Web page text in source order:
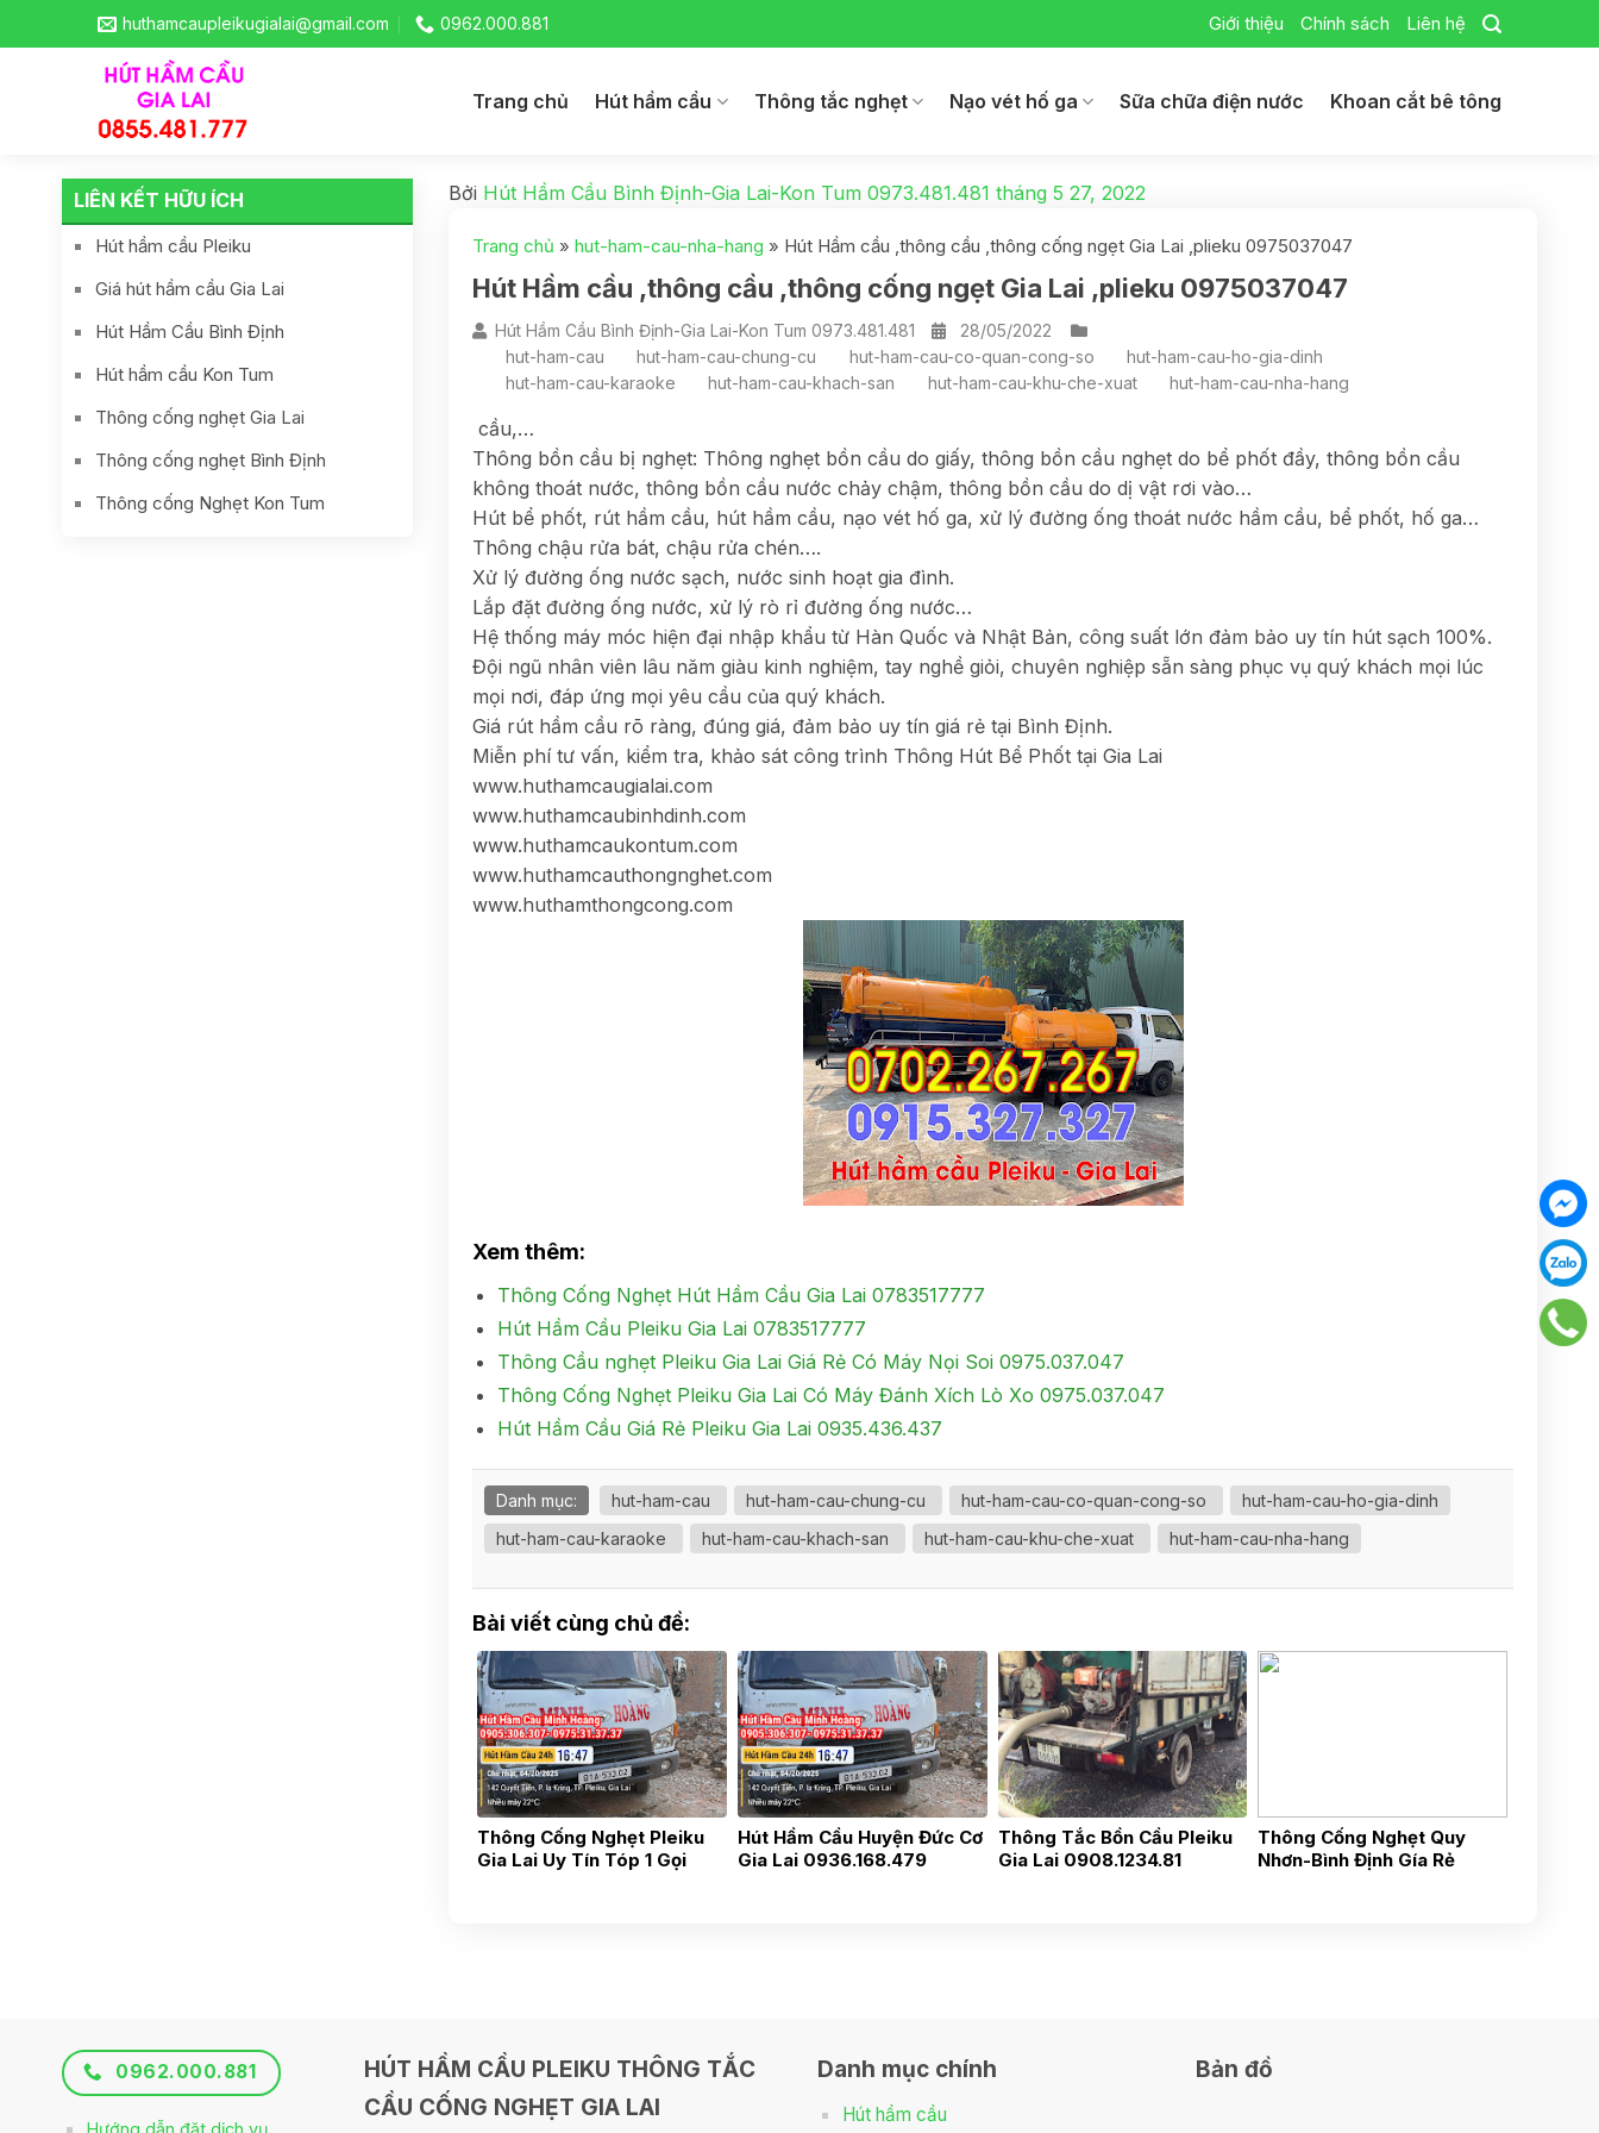
huthamcaupleikugialai@gmail.com 0962.000.881 Giới thiệu Chính sách Liên hệ
Trang chủ Hút hầm cầu Thông tắc nghẹt Nạo vét hố ga Sữa chữa điện nước Khoan cắt bê tông
LIÊN KẾT HỮU ÍCH
Hút hầm cầu Pleiku
Giá hút hầm cầu Gia Lai
Hút Hầm Cầu Bình Định
Hút hầm cầu Kon Tum
Thông cống nghẹt Gia Lai
Thông cống nghẹt Bình Định
Thông cống Nghẹt Kon Tum
Bởi Hút Hầm Cầu Bình Định-Gia Lai-Kon Tum 0973.481.481 tháng 5 27, 2022
Trang chủ » hut-ham-cau-nha-hang » Hút Hầm cầu ,thông cầu ,thông cống ngẹt Gia Lai ,plieku 0975037047
Hút Hầm cầu ,thông cầu ,thông cống ngẹt Gia Lai ,plieku 0975037047
Hút Hầm Cầu Bình Định-Gia Lai-Kon Tum 0973.481.481
28/05/2022
hut-ham-cau
hut-ham-cau-chung-cu hut-ham-cau-co-quan-cong-so
hut-ham-cau-ho-gia-dinh
hut-ham-cau-karaoke
hut-ham-cau-khach-san hut-ham-cau-khu-che-xuat hut-ham-cau-nha-hang
cầu,…
Thông bồn cầu bị nghẹt: Thông nghẹt bồn cầu do giấy, thông bồn cầu nghẹt do bể phốt đầy, thông bồn cầu
không thoát nước, thông bồn cầu nước chảy chậm, thông bồn cầu do dị vật rơi vào…
Hút bể phốt, rút hầm cầu, hút hầm cầu, nạo vét hố ga, xử lý đường ống thoát nước hầm cầu, bể phốt, hố ga…
Thông chậu rửa bát, chậu rửa chén….
Xử lý đường ống nước sạch, nước sinh hoạt gia đình.
Lắp đặt đường ống nước, xử lý rò rỉ đường ống nước…
Hệ thống máy móc hiện đại nhập khẩu từ Hàn Quốc và Nhật Bản, công suất lớn đảm bảo uy tín hút sạch 100%.
Đội ngũ nhân viên lâu năm giàu kinh nghiệm, tay nghề giỏi, chuyên nghiệp sẵn sàng phục vụ quý khách mọi lúc
mọi nơi, đáp ứng mọi yêu cầu của quý khách.
Giá rút hầm cầu rõ ràng, đúng giá, đảm bảo uy tín giá rẻ tại Bình Định.
Miễn phí tư vấn, kiểm tra, khảo sát công trình Thông Hút Bể Phốt tại Gia Lai
www.huthamcaugialai.com
www.huthamcaubinhdinh.com
www.huthamcaukontum.com
www.huthamcauthongnghet.com
www.huthamthongcong.com
Xem thêm:
Thông Cống Nghẹt Hút Hầm Cầu Gia Lai 0783517777
Hút Hầm Cầu Pleiku Gia Lai 0783517777
Thông Cầu nghẹt Pleiku Gia Lai Giá Rẻ Có Máy Nọi Soi 0975.037.047
Thông Cống Nghẹt Pleiku Gia Lai Có Máy Đánh Xích Lò Xo 0975.037.047
Hút Hầm Cầu Giá Rẻ Pleiku Gia Lai 0935.436.437
Danh mục: hut-ham-cau hut-ham-cau-chung-cu hut-ham-cau-co-quan-cong-so
hut-ham-cau-ho-gia-dinh
hut-ham-cau-karaoke
hut-ham-cau-khach-san hut-ham-cau-khu-che-xuat hut-ham-cau-nha-hang
Bài viết cùng chủ đề:
Thông Cống Nghẹt Pleiku
Gia Lai Uy Tín Tóp 1 Gọi
Hút Hầm Cầu Huyện Đức Cơ
Gia Lai 0936.168.479
Thông Tắc Bồn Cầu Pleiku
Gia Lai 0908.1234.81
Thông Cống Nghẹt Quy
Nhơn-Bình Định Gía Rẻ
0962.000.881
HÚT HẦM CẦU PLEIKU THÔNG TẮC
CẦU CỐNG NGHẸT GIA LAI
Danh mục chính
Hút hầm cầu
Bản đồ